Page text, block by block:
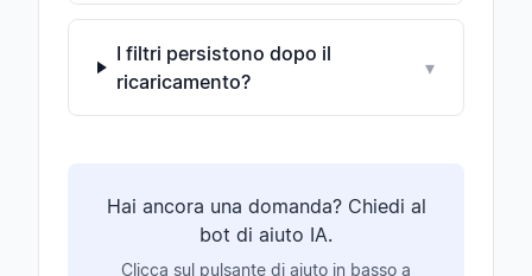
I filtri persistono dopo il
ricaricamento?
▾
Hai ancora una domanda? Chiedi al
bot di aiuto IA.
Clicca sul pulsante di aiuto in basso a